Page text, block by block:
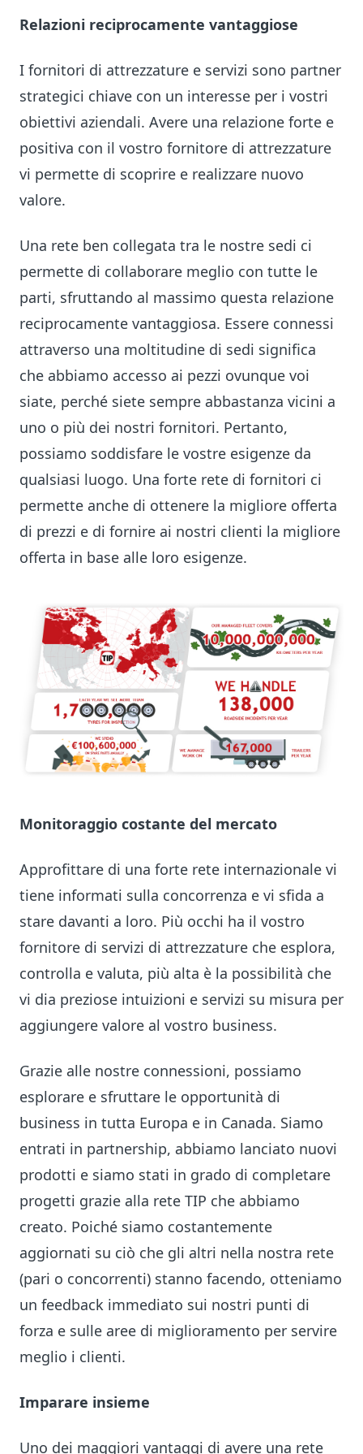
Relazioni reciprocamente vantaggiose
I fornitori di attrezzature e servizi sono partner
strategici chiave con un interesse per i vostri
obiettivi aziendali. Avere una relazione forte e
positiva con il vostro fornitore di attrezzature
vi permette di scoprire e realizzare nuovo
valore.
Una rete ben collegata tra le nostre sedi ci
permette di collaborare meglio con tutte le
parti, sfruttando al massimo questa relazione
reciprocamente vantaggiosa. Essere connessi
attraverso una moltitudine di sedi significa
che abbiamo accesso ai pezzi ovunque voi
siate, perché siete sempre abbastanza vicini a
uno o più dei nostri fornitori. Pertanto,
possiamo soddisfare le vostre esigenze da
qualsiasi luogo. Una forte rete di fornitori ci
permette anche di ottenere la migliore offerta
di prezzi e di fornire ai nostri clienti la migliore
offerta in base alle loro esigenze.
Monitoraggio costante del mercato
Approfittare di una forte rete internazionale vi
tiene informati sulla concorrenza e vi sfida a
stare davanti a loro. Più occhi ha il vostro
fornitore di servizi di attrezzature che esplora,
controlla e valuta, più alta è la possibilità che
vi dia preziose intuizioni e servizi su misura per
aggiungere valore al vostro business.
Grazie alle nostre connessioni, possiamo
esplorare e sfruttare le opportunità di
business in tutta Europa e in Canada. Siamo
entrati in partnership, abbiamo lanciato nuovi
prodotti e siamo stati in grado di completare
progetti grazie alla rete TIP che abbiamo
creato. Poiché siamo costantemente
aggiornati su ciò che gli altri nella nostra rete
(pari o concorrenti) stanno facendo, otteniamo
un feedback immediato sui nostri punti di
forza e sulle aree di miglioramento per servire
meglio i clienti.
Imparare insieme
Uno dei maggiori vantaggi di avere una rete